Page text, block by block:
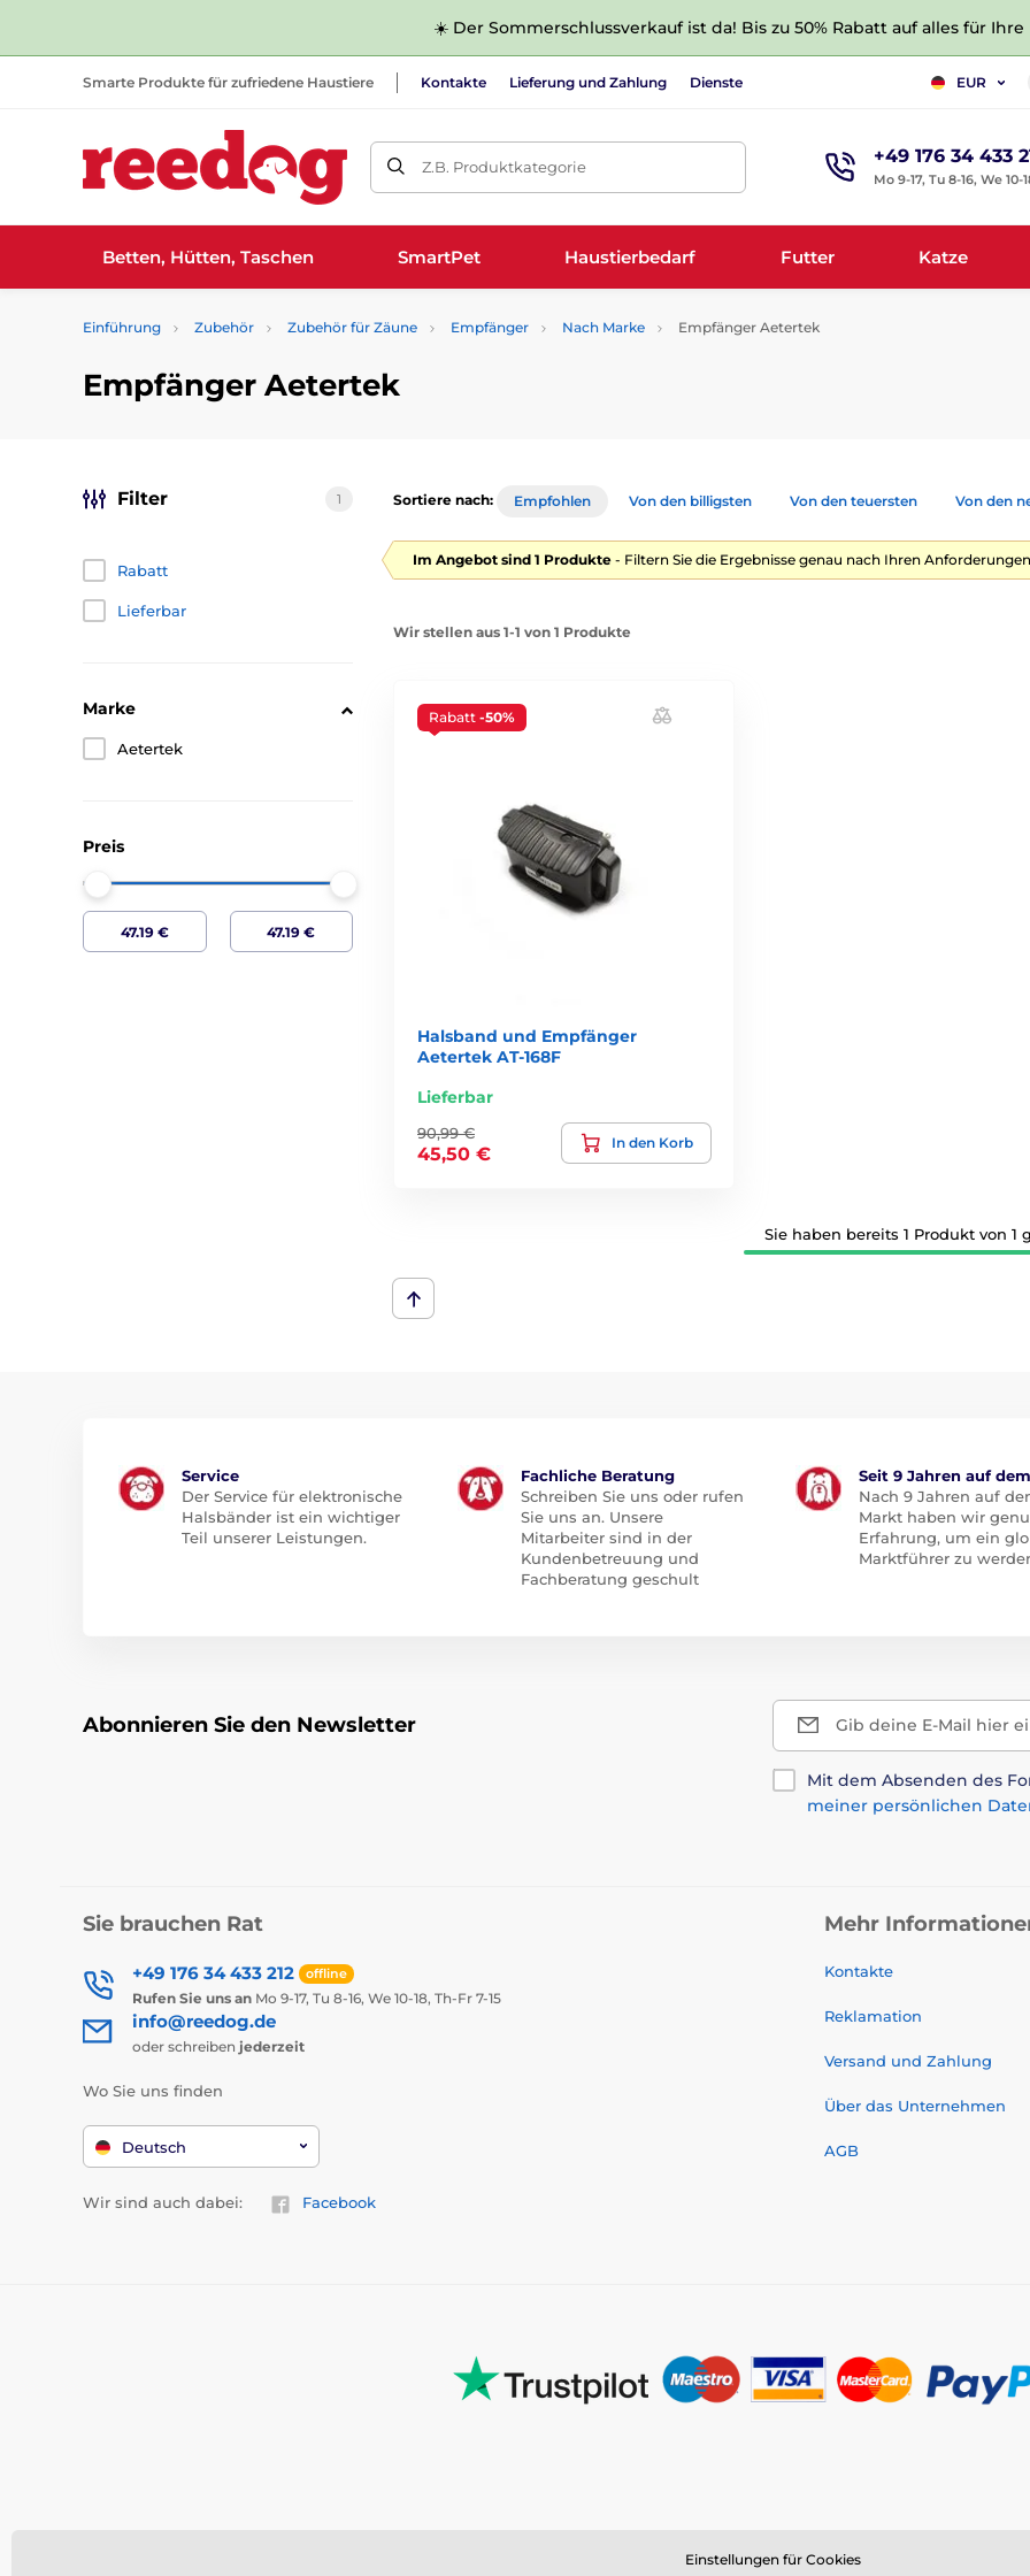
☀️ Der Sommerschlussverkauf ist da! Bis zu 50% Rabatt auf alles für Ihre
Smarte Produkte für zufriedene Haustiere Kontakte Lieferung und Zahlung Dienste EUR
Z.B. Produktkategorie +49 176 34 433
Mo 9-17, Tu 8-16, We 10-
Betten, Hütten, Taschen SmartPet Haustierbedarf Futter Katze
Einführung Zubehör Zubehör für Zäune Empfänger Nach Marke Empfänger Aetertek
Empfänger Aetertek
Filter 1
Rabatt
Lieferbar
Marke
Aetertek
Preis
Sortiere nach: Empfohlen Von den billigsten Von den teuersten Von den
Im Angebot sind 1 Produkte - Filtern Sie die Ergebnisse genau nach Ihren
Wir stellen aus 1-1 von 1 Produkte
Rabatt -50%
Halsband und Empfänger
Aetertek AT-168F
Lieferbar
90,99 €
45,50 €
In den Korb
Sie haben bereits 1 Produkt von 1
Service
Der Service für elektronische
Halsbänder ist ein wichtiger
Teil unserer Leistungen.
Fachliche Beratung
Schreiben Sie uns oder rufen
Sie uns an. Unsere
Mitarbeiter sind in der
Kundenbetreuung und
Fachberatung geschult
Seit 9 Jahren auf
Nach 9 Jahren auf
Markt haben wir
Erfahrung, um ein
Marktführer zu
Abonnieren Sie den Newsletter Gib deine E-Mail hier
Mit dem Absenden des
meiner persönlichen
Sie brauchen Rat
+49 176 34 433 212 offline
Rufen Sie uns an Mo 9-17, Tu 8-16, We 10-18, Th-Fr 7-15
info@reedog.de
oder schreiben jederzeit
Wo Sie uns finden
Deutsch
Wir sind auch dabei: Facebook
Mehr
Kontakte
Reklamation
Versand und Zahlung
Über das Unternehmen
AGB
© 2026 www.reedog.de ⦁ E-Shop erstellt von
Einstellungen für Cookies